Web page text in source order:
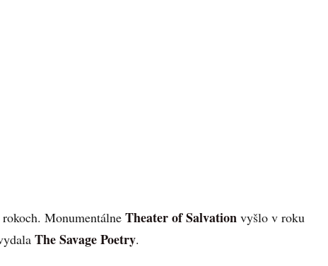
Monumentálne Theater of Salvation vyšlo v roku
The Savage Poetry.